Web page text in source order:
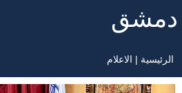
دمشق
مسار
الرئيسية الاعلام